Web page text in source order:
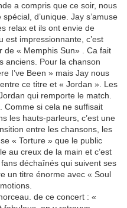
a compris que ce soir, nous
d’unique. Jay s’amuse
relax et ils ont envie de
est impressionnante, c’est
de « Memphis Sun» . Ca fait
anciens. Pour la chanson
I’ve Been » mais Jay nous
ce titre et « Jordan ». Les
qui remporte le match.
Comme si cela ne suffisait
les hauts-parleurs, c’est une
entre les chansons, les
« Torture » que le public
au creux de la main et c’est
déchaînés qui suivent ses
un titre énorme avec « Soul
de ce concert : «